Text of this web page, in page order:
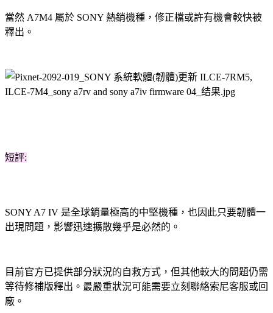
當然 A7M4 屬於 SONY 熱銷機種，修正檔或許有機會較快被
釋出。
短評:
SONY A7 IV 是全球銷量極高的中堅機種，也因此只要韌體一
出現問題，影響迅速擴散幾乎是必然的。
目前官方已提供部分狀況的自救方式，但其他較大的問題仍需
等待修補版釋出。最嚴重狀況可能需要立刻聯絡索尼客服或回
廠。